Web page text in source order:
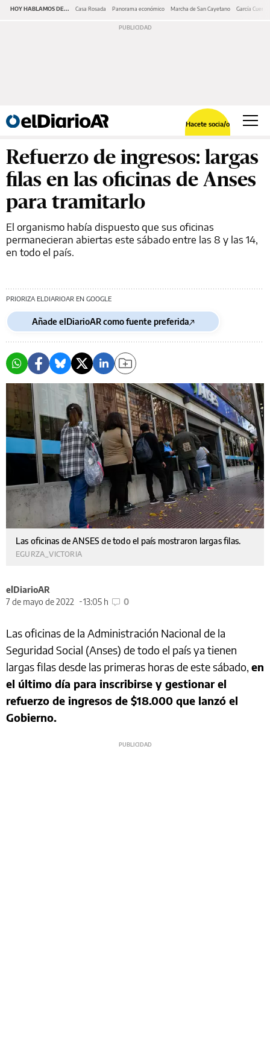
HOY HABLAMOS DE... Casa Rosada Panorama económico Marcha de San Cayetano García Cuerva
Hacete socia/o
Refuerzo de ingresos: largas
filas en las oficinas de Anses
para tramitarlo
El organismo había dispuesto que sus oficinas
permanecieran abiertas este sábado entre las 8 y las 14,
en todo el país.
PRIORIZA ELDIARIOAR EN GOOGLE
Añade elDiarioAR como fuente preferida
Las oficinas de ANSES de todo el país mostraron largas filas.
EGURZA_VICTORIA
elDiarioAR
7 de mayo de 2022
13:05 h 0
Las oficinas de la Administración Nacional de la
Seguridad Social (Anses) de todo el país ya tienen
largas filas desde las primeras horas de este sábado, en
el último día para inscribirse y gestionar el
refuerzo de ingresos de $18.000 que lanzó el
Gobierno.